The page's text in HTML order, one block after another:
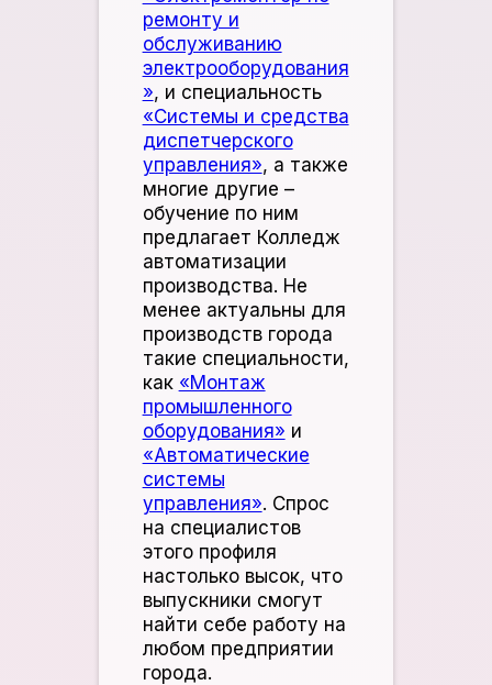
ремонту и
обслуживанию
электрооборудования
», и специальность
«Системы и средства
диспетчерского
управления», а также
многие другие –
обучение по ним
предлагает Колледж
автоматизации
производства. Не
менее актуальны для
производств города
такие специальности,
как «Монтаж
промышленного
оборудования» и
«Автоматические
системы
управления». Спрос
на специалистов
этого профиля
настолько высок, что
выпускники смогут
найти себе работу на
любом предприятии
города.